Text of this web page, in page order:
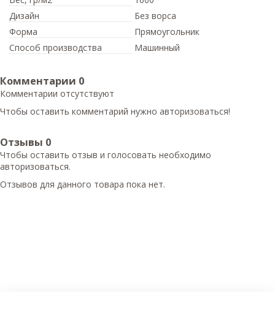
Дизайн
Без ворса
Форма
Прямоугольник
Способ производства
Машинный
Комментарии 0
Комментарии отсутствуют
Чтобы оставить комментарий нужно авторизоваться!
Отзывы 0
Чтобы оcтавить отзыв и голосовать необходимо
авторизоваться.
Отзывов для данного товара пока нет.